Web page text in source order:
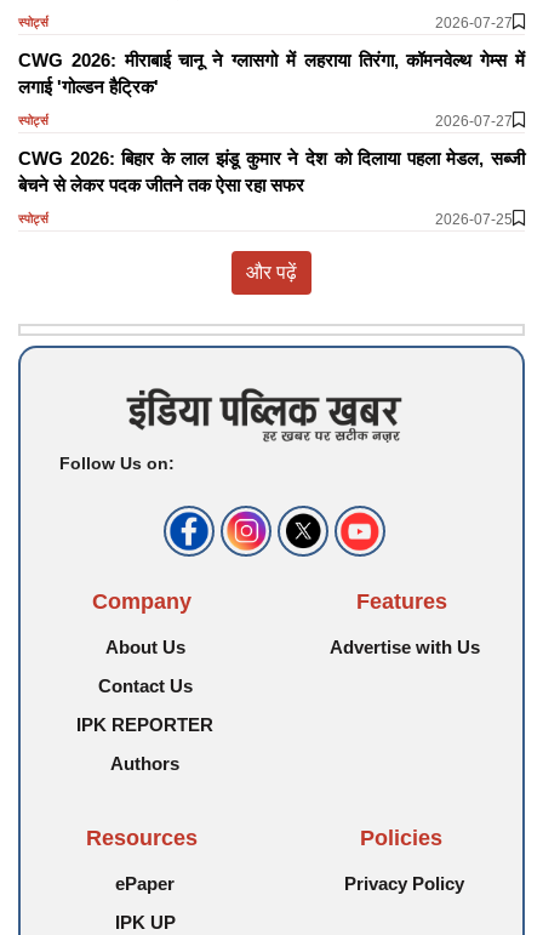
स्पोर्ट्स 2026-07-27
CWG 2026: मीराबाई चानू ने ग्लासगो में लहराया तिरंगा, कॉमनवेल्थ गेम्स में
लगाई 'गोल्डन हैट्रिक'
स्पोर्ट्स 2026-07-27
CWG 2026: बिहार के लाल झंडू कुमार ने देश को दिलाया पहला मेडल, सब्जी
बेचने से लेकर पदक जीतने तक ऐसा रहा सफर
स्पोर्ट्स 2026-07-25
और पढ़ें
Follow Us on:
Company
About Us
Contact Us
IPK REPORTER
Authors
Features
Advertise with Us
Resources
ePaper
IPK UP
Policies
Privacy Policy